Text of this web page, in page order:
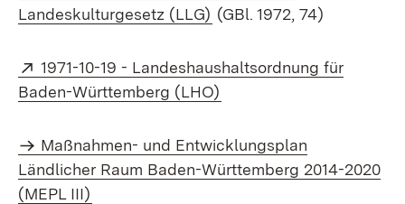
Landeskulturgesetz (LLG) (Öffnet in neuem Fenster)
(GBl. 1972, 74)
Extern:
1971-10-19 - Landeshaushaltsordnung für
Baden-Württemberg (LHO)
Maßnahmen- und Entwicklungsplan
Ländlicher Raum Baden-Württemberg 2014-2020
(MEPL III)